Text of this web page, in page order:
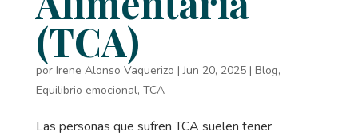
(TCA)
por Irene Alonso Vaquerizo |Jun 20, 2025| Blog,
Equilibrio emocional, TCA
Las personas que sufren TCA suelen tener